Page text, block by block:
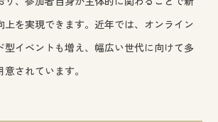
上を実現できます。近年では、オンライン
型イベントも増え、幅広い世代に向けて多
されています。